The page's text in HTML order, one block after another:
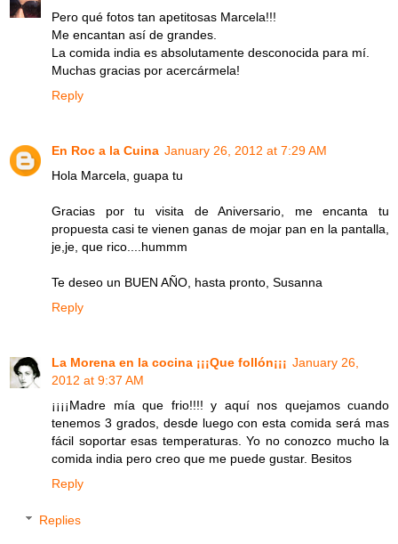
Pero qué fotos tan apetitosas Marcela!!!
Me encantan así de grandes.
La comida india es absolutamente desconocida para mí.
Muchas gracias por acercármela!
Reply
En Roc a la Cuina January 26, 2012 at 7:29 AM
Hola Marcela, guapa tu
Gracias por tu visita de Aniversario, me encanta tu
propuesta casi te vienen ganas de mojar pan en la pantalla,
je,je, que rico....hummm
Te deseo un BUEN AÑO, hasta pronto, Susanna
Reply
La Morena en la cocina ¡¡¡Que follón¡¡¡ January 26,
2012 at 9:37 AM
¡¡¡¡Madre mía que frio!!!! y aquí nos quejamos cuando
tenemos 3 grados, desde luego con esta comida será mas
fácil soportar esas temperaturas. Yo no conozco mucho la
comida india pero creo que me puede gustar. Besitos
Reply
Replies